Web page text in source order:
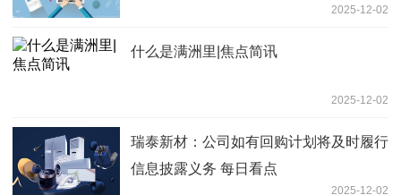
2025-12-02
什么是满洲里|焦点简讯
2025-12-02
瑞泰新材：公司如有回购计划将及时履行
信息披露义务 每日看点
2025-12-02